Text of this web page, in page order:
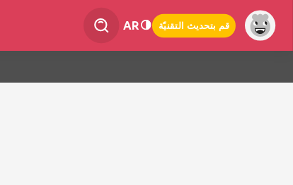
AR قم بتحديث التقنيّة